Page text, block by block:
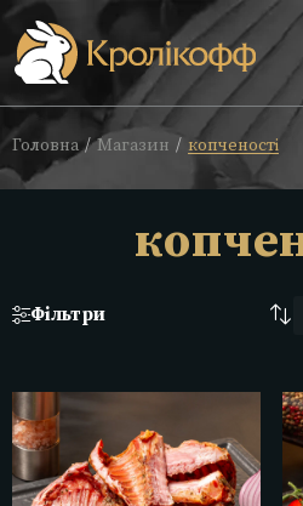
Магазин
Про нас
Головна / Магазин / копченості
Фільтри